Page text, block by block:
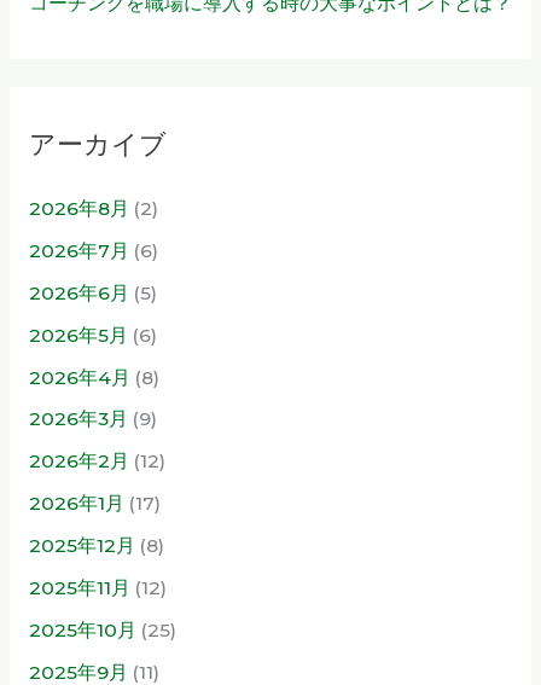
アーカイブ
2026年8月 (2)
2026年7月 (6)
2026年6月 (5)
2026年5月 (6)
2026年4月 (8)
2026年3月 (9)
2026年2月 (12)
2026年1月 (17)
2025年12月 (8)
2025年11月 (12)
2025年10月 (25)
2025年9月 (11)